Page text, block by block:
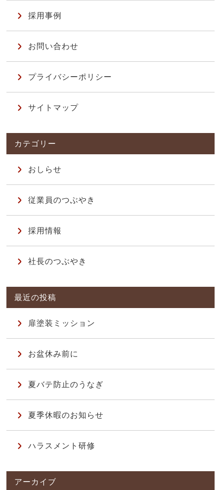
採用事例
お問い合わせ
プライバシーポリシー
サイトマップ
おしらせ
従業員のつぶやき
採用情報
社長のつぶやき
扉塗装ミッション
お盆休み前に
夏バテ防止のうなぎ
夏季休暇のお知らせ
ハラスメント研修